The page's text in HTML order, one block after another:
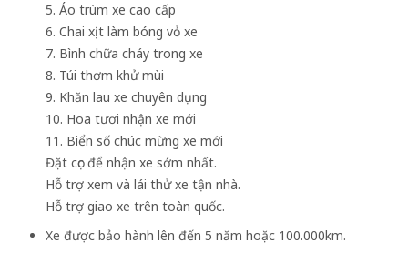
5. Áo trùm xe cao cấp
6. Chai xịt làm bóng vỏ xe
7. Bình chữa cháy trong xe
8. Túi thơm khử mùi
9. Khăn lau xe chuyên dụng
10. Hoa tươi nhận xe mới
11. Biển số chúc mừng xe mới
Đặt cọc để nhận xe sớm nhất.
Hỗ trợ xem và lái thử xe tận nhà.
Hỗ trợ giao xe trên toàn quốc.
Xe được bảo hành lên đến 5 năm hoặc 100.000km.